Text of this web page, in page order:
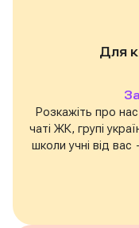
Для
Розкажіть про
чаті ЖК, групі
школи учні від